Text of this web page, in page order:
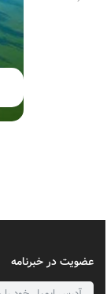
عضویت در خبرنامه